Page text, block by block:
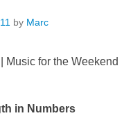
by Marc
Music for the Weekend
in Numbers